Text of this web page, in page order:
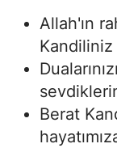
Allah'ın
Kandiliniz
Berat